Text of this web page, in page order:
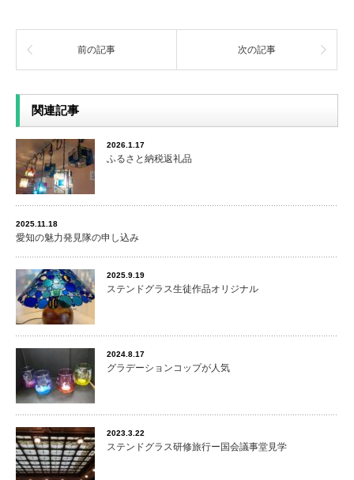
前の記事 次の記事
関連記事
2026.1.17
ふるさと納税返礼品
2025.11.18
愛知の魅力発見隊の申し込み
2025.9.19
ステンドグラス生徒作品オリジナル
2024.8.17
グラデーションコップが人気
2023.3.22
ステンドグラス研修旅行ー国会議事堂見学